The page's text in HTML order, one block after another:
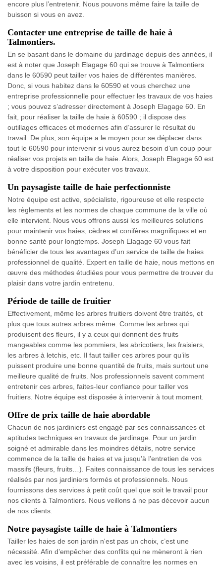
encore plus l’entretenir. Nous pouvons même faire la taille de
buisson si vous en avez.
Contacter une entreprise de taille de haie à
Talmontiers.
En se basant dans le domaine du jardinage depuis des années, il
est à noter que Joseph Elagage 60 qui se trouve à Talmontiers
dans le 60590 peut tailler vos haies de différentes manières.
Donc, si vous habitez dans le 60590 et vous cherchez une
entreprise professionnelle pour effectuer les travaux de vos haies
; vous pouvez s’adresser directement à Joseph Elagage 60. En
fait, pour réaliser la taille de haie à 60590 ; il dispose des
outillages efficaces et modernes afin d’assurer le résultat du
travail. De plus, son équipe a le moyen pour se déplacer dans
tout le 60590 pour intervenir si vous aurez besoin d’un coup pour
réaliser vos projets en taille de haie. Alors, Joseph Elagage 60 est
à votre disposition pour exécuter vos travaux.
Un paysagiste taille de haie perfectionniste
Notre équipe est active, spécialiste, rigoureuse et elle respecte
les règlements et les normes de chaque commune de la ville où
elle intervient. Nous vous offrons aussi les meilleures solutions
pour maintenir vos haies, cèdres et conifères magnifiques et en
bonne santé pour longtemps. Joseph Elagage 60 vous fait
bénéficier de tous les avantages d’un service de taille de haies
professionnel de qualité. Expert en taille de haie, nous mettons en
œuvre des méthodes étudiées pour vous permettre de trouver du
plaisir dans votre jardin entretenu.
Période de taille de fruitier
Effectivement, même les arbres fruitiers doivent être traités, et
plus que tous autres arbres même. Comme les arbres qui
produisent des fleurs, il y a ceux qui donnent des fruits
mangeables comme les pommiers, les abricotiers, les fraisiers,
les arbres à letchis, etc. Il faut tailler ces arbres pour qu’ils
puissent produire une bonne quantité de fruits, mais surtout une
meilleure qualité de fruits. Nos professionnels savent comment
entretenir ces arbres, faites-leur confiance pour tailler vos
fruitiers. Notre équipe est disposée à intervenir à tout moment.
Offre de prix taille de haie abordable
Chacun de nos jardiniers est engagé par ses connaissances et
aptitudes techniques en travaux de jardinage. Pour un jardin
soigné et admirable dans les moindres détails, notre service
commence de la taille de haies et va jusqu’à l’entretien de vos
massifs (fleurs, fruits…). Faites connaissance de tous les services
réalisés par nos jardiniers formés et professionnels. Nous
fournissons des services à petit coût quel que soit le travail pour
nos clients à Talmontiers. Nous veillons à ne pas décevoir aucun
de nos clients.
Notre paysagiste taille de haie à Talmontiers
Tailler les haies de son jardin n'est pas un choix, c’est une
nécessité. Afin d’empêcher des conflits qui ne mèneront à rien
avec les voisins, il est préférable de connaître les normes en